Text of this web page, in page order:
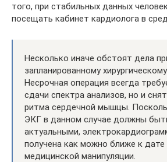
того, при стабильных данных
посещать кабинет кардиолога в
Несколько иначе обстоят дела
запланированному
Несрочная операция всегда
сдачи спектра анализов, но и
ритма сердечной мышцы.
ЭКГ в данном случае должны
актуальными,
получена как можно ближе к дате
медицинской манипуляции.